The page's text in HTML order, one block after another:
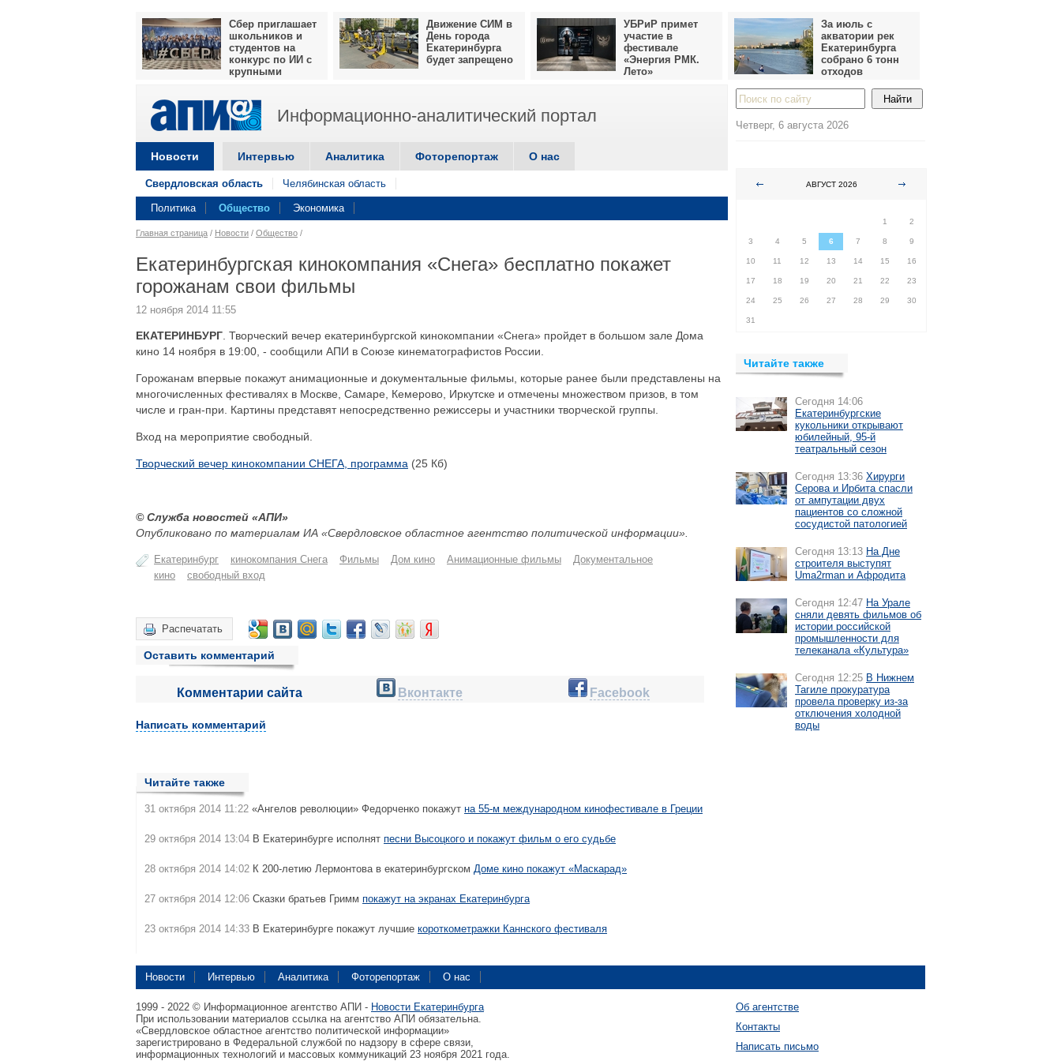
Сбер приглашает
школьников и
студентов на
конкурс по ИИ с
крупными
Движение СИМ в
День города
Екатеринбурга
будет запрещено
УБРиР примет
участие в
фестивале
«Энергия РМК.
Лето»
За июль с
акватории рек
Екатеринбурга
собрано 6 тонн
отходов
Информационно-аналитический портал
Новости Интервью Аналитика Фоторепортаж О нас
Свердловская область Челябинская область
Политика Общество Экономика
Главная страница / Новости / Общество /
Екатеринбургская кинокомпания «Снега» бесплатно покажет
горожанам свои фильмы
12 ноября 2014 11:55
ЕКАТЕРИНБУРГ . Творческий вечер екатеринбургской кинокомпании «Снега» пройдет в большом зале Дома
кино 14 ноября в 19:00, - сообщили АПИ в Союзе кинематографистов России.
Горожанам впервые покажут анимационные и документальные фильмы, которые ранее были представлены на
многочисленных фестивалях в Москве, Самаре, Кемерово, Иркутске и отмечены множеством призов, в том
числе и гран-при. Картины представят непосредственно режиссеры и участники творческой группы.
Вход на мероприятие свободный.
Творческий вечер кинокомпании СНЕГА, программа (25 Кб)
© Служба новостей «АПИ»
Опубликовано по материалам ИА «Свердловское областное агентство политической информации».
Екатеринбург кинокомпания Снега Фильмы Дом кино Анимационные фильмы
Документальное
кино
свободный вход
Распечатать
Оставить комментарий
Комментарии сайта Вконтакте Facebook
Написать комментарий
Читайте также
31 октября 2014 11:22 «Ангелов революции» Федорченко покажут на 55-м международном кинофестивале в Греции
29 октября 2014 13:04 В Екатеринбурге исполнят песни Высоцкого и покажут фильм о его судьбе
28 октября 2014 14:02 К 200-летию Лермонтова в екатеринбургском Доме кино покажут «Маскарад»
27 октября 2014 12:06 Сказки братьев Гримм покажут на экранах Екатеринбурга
23 октября 2014 14:33 В Екатеринбурге покажут лучшие короткометражки Каннского фестиваля
Четверг, 6 августа 2026
АВГУСТ 2026
1
2
3 4 5 6 7 8 9
10 11 12 13 14 15 16
17 18 19 20 21 22 23
24 25 26 27 28 29 30
31
Читайте также
Сегодня 14:06
Екатеринбургские
кукольники открывают
юбилейный, 95-й
театральный сезон
Сегодня 13:36 Хирурги
Серова и Ирбита спасли
от ампутации двух
пациентов со сложной
сосудистой патологией
Сегодня 13:13 На Дне
строителя выступят
Uma2rman и Афродита
Сегодня 12:47 На Урале
сняли девять фильмов об
истории российской
промышленности для
телеканала «Культура»
Сегодня 12:25 В Нижнем
Тагиле прокуратура
провела проверку из-за
отключения холодной
воды
Новости Интервью Аналитика Фоторепортаж О нас
1999 - 2022 © Информационное агентство АПИ - Новости Екатеринбурга
При использовании материалов ссылка на агентство АПИ обязательна.
«Свердловское областное агентство политической информации»
зарегистрировано в Федеральной службой по надзору в сфере связи,
информационных технологий и массовых коммуникаций 23 ноября 2021 года.
Об агентстве
Контакты
Написать письмо